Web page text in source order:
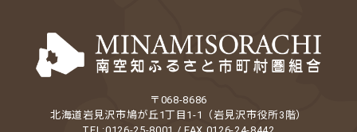
〒068-8686
北海道岩見沢市鳩が丘1丁目1-1（岩見沢市役所3階）